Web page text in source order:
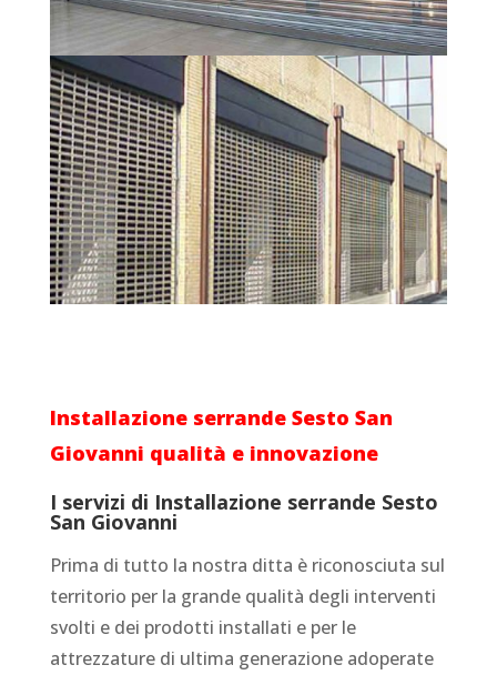
Installazione serrande Sesto San
Giovanni qualità e innovazione
I servizi di Installazione serrande Sesto
San Giovanni
Prima di tutto la nostra ditta è riconosciuta sul
territorio per la grande qualità degli interventi
svolti e dei prodotti installati e per le
attrezzature di ultima generazione adoperate